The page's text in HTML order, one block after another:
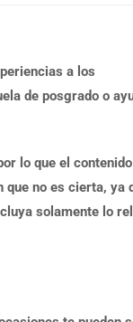
a los
de posgrado o
lo que el
no es cierta, ya
solamente lo